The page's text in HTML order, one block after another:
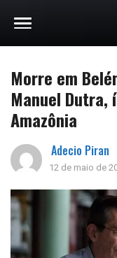
Morre em
Manuel Dutra,
Amazônia
Adecio Piran
12 de maio de